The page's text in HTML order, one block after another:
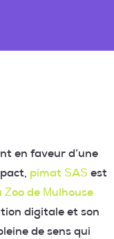
en faveur d’une
pimat SAS est
Zoo de Mulhouse
digitale et son
de sens qui